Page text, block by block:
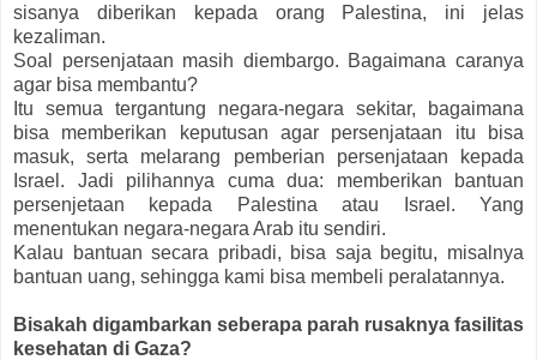
sisanya diberikan kepada orang Palestina, ini jelas
kezaliman.
Soal persenjataan masih diembargo. Bagaimana caranya
agar bisa membantu?
Itu semua tergantung negara-negara sekitar, bagaimana
bisa memberikan keputusan agar persenjataan itu bisa
masuk, serta melarang pemberian persenjataan kepada
Israel. Jadi pilihannya cuma dua: memberikan bantuan
persenjetaan kepada Palestina atau Israel. Yang
menentukan negara-negara Arab itu sendiri.
Kalau bantuan secara pribadi, bisa saja begitu, misalnya
bantuan uang, sehingga kami bisa membeli peralatannya.
Bisakah digambarkan seberapa parah rusaknya fasilitas
kesehatan di Gaza?